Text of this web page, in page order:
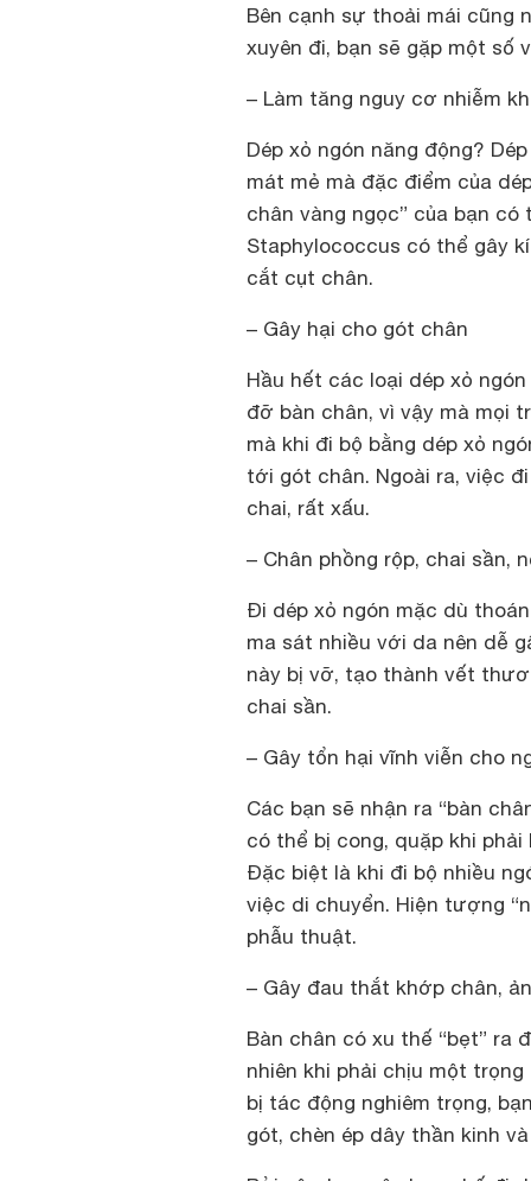
Bên cạnh sự thoải mái cũng
xuyên đi, bạn sẽ gặp một số
– Làm tăng nguy cơ nhiễm
Dép xỏ ngón năng động?
mát mẻ mà đặc điểm của
chân vàng ngọc” của bạn có
Staphylococcus có thể gây
cắt cụt chân.
– Gây hại cho gót chân
Hầu hết các loại dép xỏ
đỡ bàn chân, vì vậy mà mọi
mà khi đi bộ bằng dép xỏ
tới gót chân. Ngoài ra, việc
chai, rất xấu.
– Chân phồng rộp, chai sần,
Đi dép xỏ ngón mặc dù
ma sát nhiều với da nên dễ
này bị vỡ, tạo thành vết
chai sần.
– Gây tổn hại vĩnh viễn cho
Các bạn sẽ nhận ra “bàn
có thể bị cong, quặp khi
Đặc biệt là khi đi bộ nhiều
việc di chuyển. Hiện tượng
phẫu thuật.
– Gây đau thắt khớp chân,
Bàn chân có xu thế “bẹt” ra
nhiên khi phải chịu một
bị tác động nghiêm trọng,
gót, chèn ép dây thần kinh